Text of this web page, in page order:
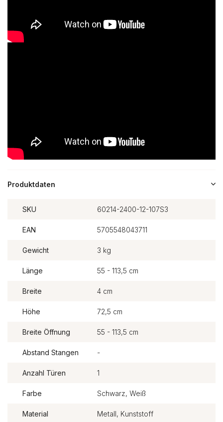
Produktdaten
SKU 60214-2400-12-107S3
EAN 5705548043711
Gewicht 3 kg
Länge 55 - 113,5 cm
Breite 4 cm
Höhe 72,5 cm
Breite Öffnung 55 - 113,5 cm
Abstand Stangen -
Anzahl Türen 1
Farbe Schwarz, Weiß
Material Metall, Kunststoff